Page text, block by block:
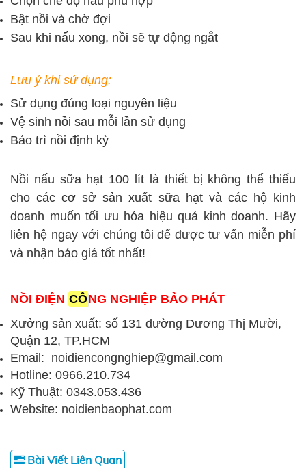
Bật nồi và chờ đợi
Sau khi nấu xong, nồi sẽ tự động ngắt
Lưu ý khi sử dụng:
Sử dụng đúng loại nguyên liệu
Vệ sinh nồi sau mỗi lần sử dụng
Bảo trì nồi định kỳ
Nồi nấu sữa hạt 100 lít là thiết bị không thể thiếu
cho các cơ sở sản xuất sữa hạt và các hộ kinh
doanh muốn tối ưu hóa hiệu quả kinh doanh. Hãy
liên hệ ngay với chúng tôi để được tư vấn miễn phí
và nhận báo giá tốt nhất!
NỒI ĐIỆN CÔNG NGHIỆP BẢO PHÁT
Xưởng sản xuất: số 131 đường Dương Thị Mười,
Quận 12, TP.HCM
Email: noidiencongnghiep@gmail.com
Hotline: 0966.210.734
Kỹ Thuật: 0343.053.436
Website: noidienbaophat.com
Bài Viết Liên Quan